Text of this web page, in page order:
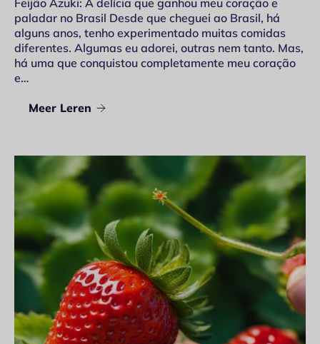
Feijão Azuki: A delícia que ganhou meu coração e
paladar no Brasil Desde que cheguei ao Brasil, há
alguns anos, tenho experimentado muitas comidas
diferentes. Algumas eu adorei, outras nem tanto. Mas,
há uma que conquistou completamente meu coração
e…
Meer Leren